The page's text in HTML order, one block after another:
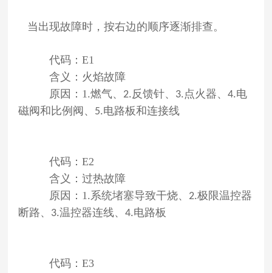
当出现故障时，按右边的顺序逐渐排查。
代码：E1
含义：火焰故障
原因：1.燃气、 2.反馈针、 3.点火器、4.电
磁阀和比例阀、 5.电路板和连接线
代码：E2
含义：过热故障
原因：1.系统堵塞导致干烧、 2.极限温控器
断路、 3.温控器连线、4.电路板
代码：E3